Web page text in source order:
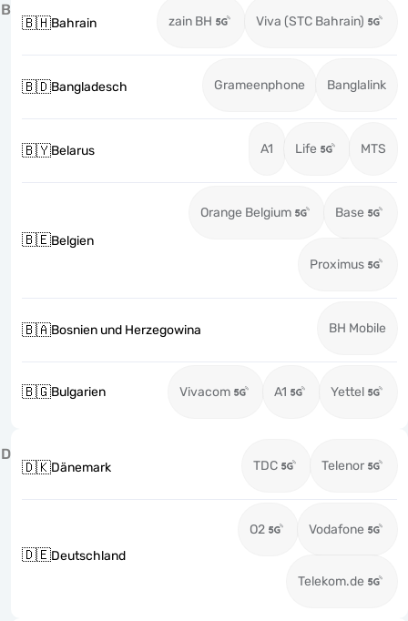
B
🇧🇭Bahrain zain BH Viva (STC Bahrain)
🇧🇩Bangladesch Grameenphone Banglalink
🇧🇾Belarus A1 Life MTS
🇧🇪Belgien
Orange Belgium Base
Proximus
🇧🇦Bosnien und Herzegowina BH Mobile
🇧🇬Bulgarien Vivacom A1 Yettel
D
🇩🇰Dänemark TDC Telenor
🇩🇪Deutschland
O2 Vodafone
Telekom.de